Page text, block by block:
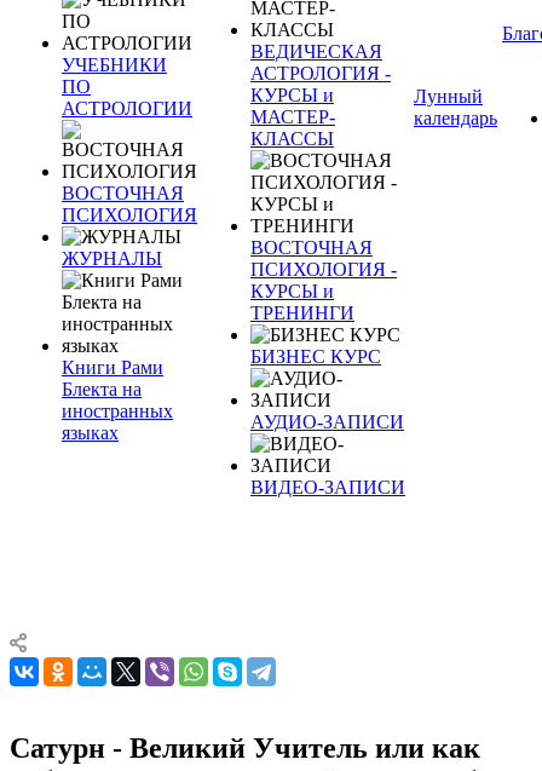
УЧЕБНИКИ
ПО
АСТРОЛОГИИ
ВОСТОЧНАЯ
ПСИХОЛОГИЯ
ЖУРНАЛЫ
Книги Рами
Блекта на
иностранных
языках
ВЕДИЧЕСКАЯ
АСТРОЛОГИЯ -
КУРСЫ и
МАСТЕР-
КЛАССЫ
ВОСТОЧНАЯ
ПСИХОЛОГИЯ -
КУРСЫ и
ТРЕНИНГИ
БИЗНЕС КУРС
АУДИО-ЗАПИСИ
ВИДЕО-ЗАПИСИ
Лунный
календарь
Сатурн - Великий Учитель или как